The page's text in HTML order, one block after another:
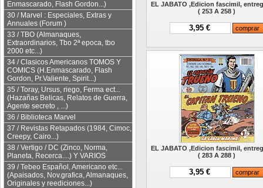
Enmascarado, Flash Gordon...)
30 / Marvel : Especiales, Extras y
Annuales (Forum )
33 / TBO (Almanaques,
Extraordinarios, Tbo 2ª epoca, tbo
2000 etc...)
34 / Clasicos Americanos TOMOS Y
COMICS (H.Enmascarado, Flash
Gordon, Pr.Valiente, Spirit...)
35 / Toray, Ursus, riego, Ferma ect...
(Hazañas Belicas, Relatos de Guerra,
Agente secreto , ...)
36 / Biblioteca Marvel
37 / Revistas Retapados (1984, Cimoc,
Creepy, Cairo...)
38 / Vertigo / DC (Zinco, Norma,
Planeta, Recerca....) Y VARIOS
39 / Tebeo Español, Americano etc...
(Apaisados, Nov.grafica, Almanaques,
Originales y reediciones...)
EL JABATO ,Edicion fascimil,
( 253 A 258 )
3,95 €
EL JABATO ,Edicion fascimil,
( 283 A 288 )
3,95 €